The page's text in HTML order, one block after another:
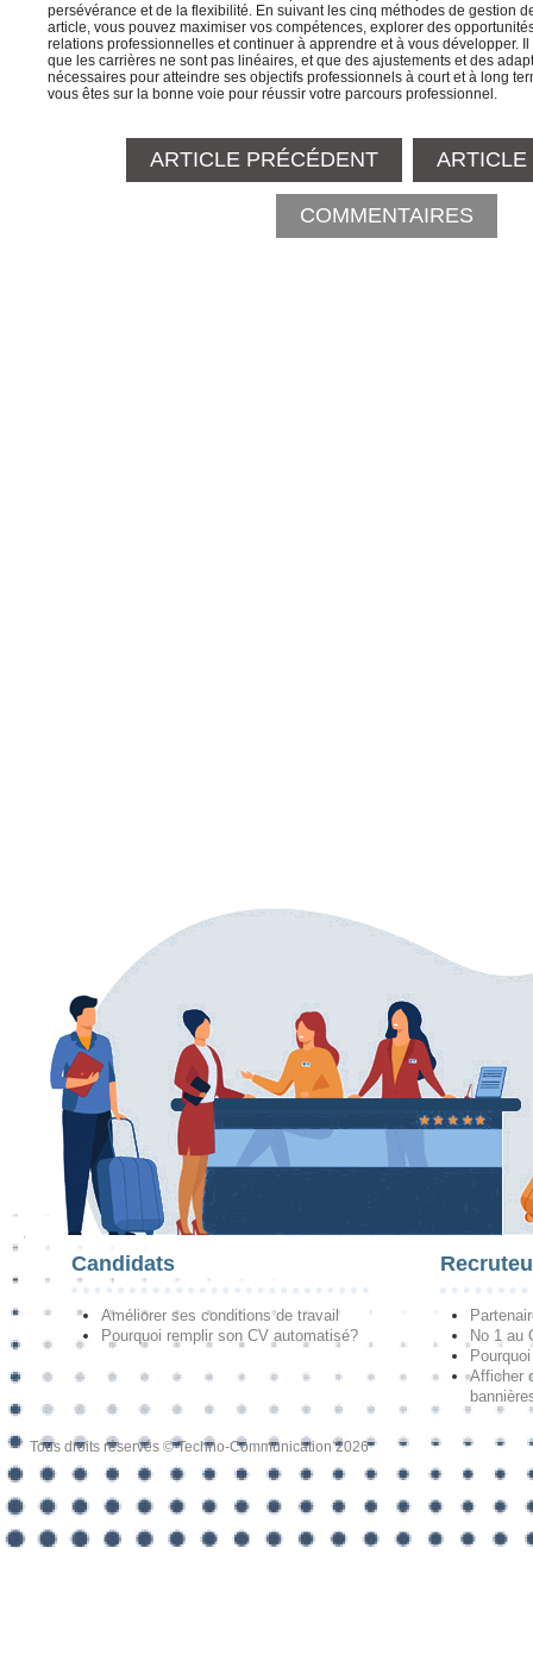
persévérance et de la flexibilité. En suivant les cinq méthodes de gestion
article, vous pouvez maximiser vos compétences, explorer des
relations professionnelles et continuer à apprendre et à vous développer.
que les carrières ne sont pas linéaires, et que des ajustements et des
nécessaires pour atteindre ses objectifs professionnels à court et à long
vous êtes sur la bonne voie pour réussir votre parcours professionnel.
ARTICLE PRÉCÉDENT ARTICLE
COMMENTAIRES
Candidats
Améliorer ses conditions de travail
Pourquoi remplir son CV automatisé?
No 1 au
Afficher
Tous droits réservés © Techno-Communication 2026